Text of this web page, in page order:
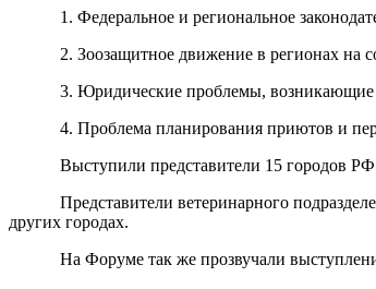
1. Федеральное и региональное
2. Зоозащитное движение в регионах на
3. Юридические проблемы, возникающие
4. Проблема планирования приютов и
Выступили представители 15 городов
Представители ветеринарного
других городах.
На Форуме так же прозвучали